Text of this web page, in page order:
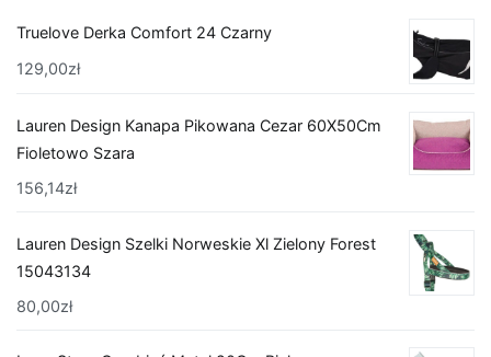
Truelove Derka Comfort 24 Czarny
129,00zł
Lauren Design Kanapa Pikowana Cezar 60X50Cm
Fioletowo Szara
156,14zł
Lauren Design Szelki Norweskie Xl Zielony Forest
15043134
80,00zł